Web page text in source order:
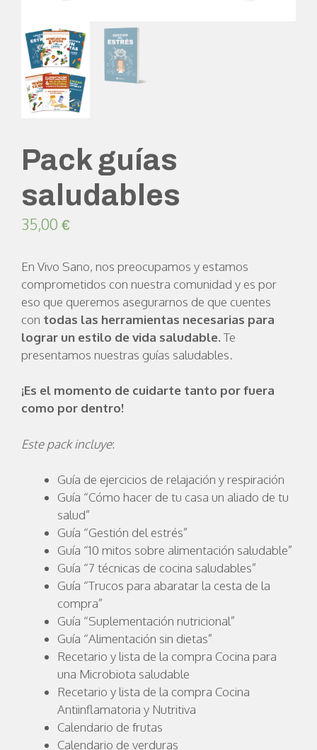
Pack guías
saludables
35,00 €
En Vivo Sano, nos preocupamos y estamos
comprometidos con nuestra comunidad y es por
eso que queremos asegurarnos de que cuentes
con todas las herramientas necesarias para
lograr un estilo de vida saludable. Te
presentamos nuestras guías saludables.
¡Es el momento de cuidarte tanto por fuera
como por dentro!
Este pack incluye:
Guía de ejercicios de relajación y respiración
Guía “Cómo hacer de tu casa un aliado de tu
salud”
Guía “Gestión del estrés”
Guía “10 mitos sobre alimentación saludable”
Guía “7 técnicas de cocina saludables”
Guía “Trucos para abaratar la cesta de la
compra”
Guía “Suplementación nutricional”
Guía “Alimentación sin dietas”
Recetario y lista de la compra Cocina para
una Microbiota saludable
Recetario y lista de la compra Cocina
Antiinflamatoria y Nutritiva
Calendario de frutas
Calendario de verduras